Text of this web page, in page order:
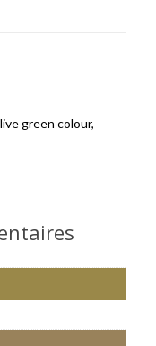
green colour,